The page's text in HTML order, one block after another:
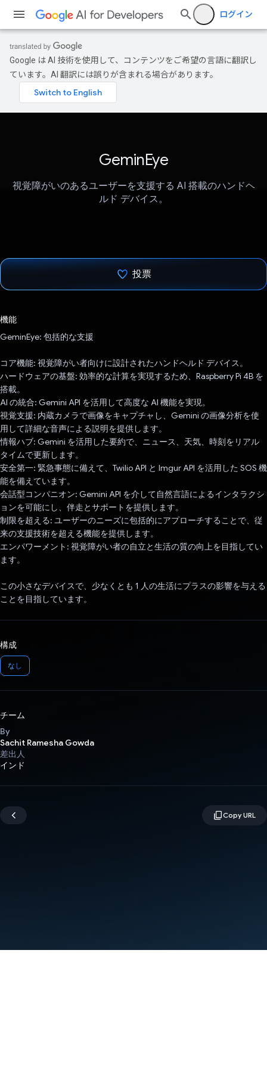
ログイン
Google は AI 技術を使用して、コンテンツをご希望の言語に翻訳し
ています。AI 翻訳には誤りが含まれる場合があります。
GeminEye
視覚障がいのあるユーザーを支援する AI 搭載のハンドヘ
ルド デバイス。
投票
機能
GeminEye: 包括的な支援
コア機能: 視覚障がい者向けに設計されたハンドヘルド デバイス。
ハードウェアの基盤: 効率的な計算を実現するため、Raspberry Pi 4B を
搭載。
AI の統合: Gemini API を活用して高度な AI 機能を実現。
視覚支援: 内蔵カメラで画像をキャプチャし、Gemini の画像分析を使
用して詳細な音声による説明を提供します。
情報ハブ: Gemini を活用した要約で、ニュース、天気、時刻をリアル
タイムで更新します。
安全第一: 緊急事態に備えて、Twilio API と Imgur API を活用した SOS 機
能を備えています。
会話型コンパニオン: Gemini API を介して自然言語によるインタラクシ
ョンを可能にし、伴走とサポートを提供します。
制限を超える: ユーザーのニーズに包括的にアプローチすることで、従
来の支援技術を超える機能を提供します。
エンパワーメント: 視覚障がい者の自立と生活の質の向上を目指してい
ます。
この小さなデバイスで、少なくとも 1 人の生活にプラスの影響を与える
ことを目指しています。
構成
なし
チーム
By
Sachit Ramesha Gowda
差出人
インド